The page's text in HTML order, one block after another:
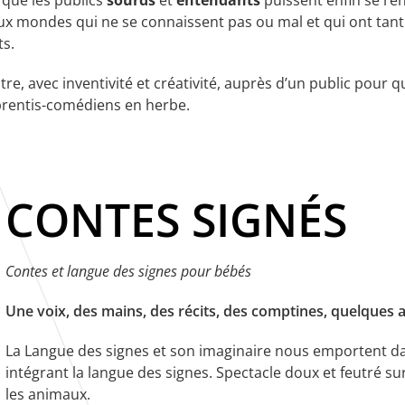
mondes qui ne se connaissent pas ou mal et qui ont
avec inventivité et créativité, auprès d’un public pour
comédiens en herbe.
CONTES SIGNÉS
Contes et langue des signes pour bébés
Une voix, des mains, des récits, des comptines, quelques
La Langue des signes et son imaginaire nous emportent
intégrant la langue des signes. Spectacle doux et feutré
les animaux.